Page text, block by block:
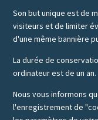
Son but unique est de
visiteurs et de limiter
d'une même bannière
La durée de
ordinateur est de un an.
Nous vous informons
l'enregistrement de